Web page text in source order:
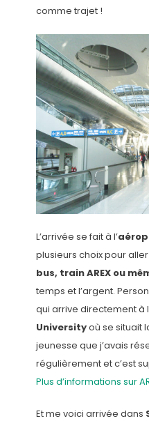
comme trajet !
L’arrivée se fait à l’
plusieurs choix pour
bus, train AREX ou
temps et l’argent.
qui arrive directement à
Universityoù se situait
jeunesse que j’avais
régulièrement et c’est
Plus d’informations sur
Et me voici arrivée dans